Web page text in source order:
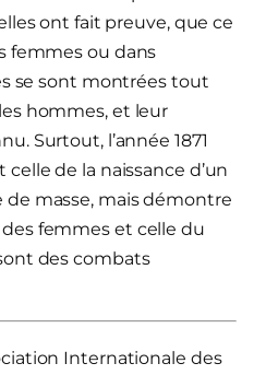
ont fait preuve, que ce
femmes ou dans
se sont montrées tout
hommes, et leur
Surtout, l’année 1871
celle de la naissance d’un
masse, mais démontre
femmes et celle du
des combats
Internationale des